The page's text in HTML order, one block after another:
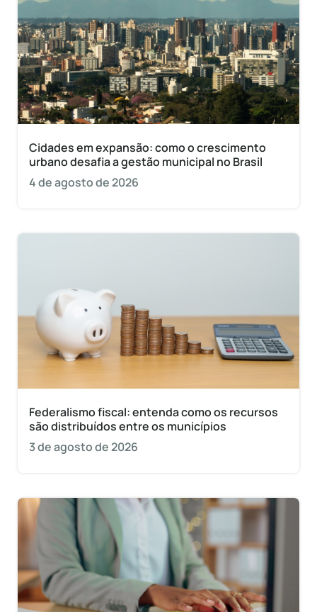
Cidades em expansão: como o crescimento
urbano desafia a gestão municipal no Brasil
4 de agosto de 2026
Federalismo fiscal: entenda como os recursos
são distribuídos entre os municípios
3 de agosto de 2026